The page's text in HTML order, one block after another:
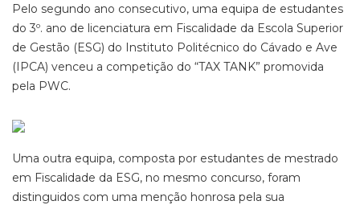
Pelo segundo ano consecutivo, uma equipa de estudantes
do 3º. ano de licenciatura em Fiscalidade da Escola Superior
de Gestão (ESG) do Instituto Politécnico do Cávado e Ave
(IPCA) venceu a competição do “TAX TANK” promovida
pela PWC.
Uma outra equipa, composta por estudantes de mestrado
em Fiscalidade da ESG, no mesmo concurso, foram
distinguidos com uma menção honrosa pela sua